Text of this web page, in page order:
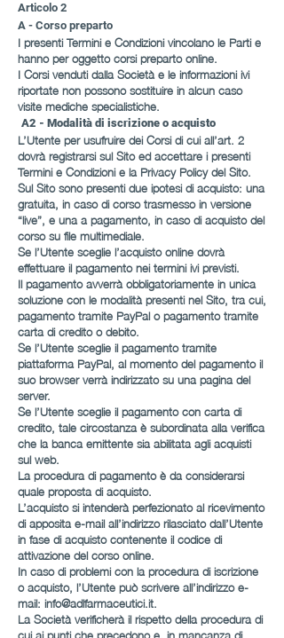
Articolo 2
A - Corso preparto
I presenti Termini e Condizioni vincolano le Parti e
hanno per oggetto corsi preparto online.
I Corsi venduti dalla Società e le informazioni ivi
riportate non possono sostituire in alcun caso
visite mediche specialistiche.
A2 - Modalità di iscrizione o acquisto
L’Utente per usufruire dei Corsi di cui all’art. 2
dovrà registrarsi sul Sito ed accettare i presenti
Termini e Condizioni e la Privacy Policy del Sito.
Sul Sito sono presenti due ipotesi di acquisto: una
gratuita, in caso di corso trasmesso in versione
“live”, e una a pagamento, in caso di acquisto del
corso su file multimediale.
Se l’Utente sceglie l’acquisto online dovrà
effettuare il pagamento nei termini ivi previsti.
Il pagamento avverrà obbligatoriamente in unica
soluzione con le modalità presenti nel Sito, tra cui,
pagamento tramite PayPal o pagamento tramite
carta di credito o debito.
Se l’Utente sceglie il pagamento tramite
piattaforma PayPal, al momento del pagamento il
suo browser verrà indirizzato su una pagina del
server.
Se l’Utente sceglie il pagamento con carta di
credito, tale circostanza è subordinata alla verifica
che la banca emittente sia abilitata agli acquisti
sul web.
La procedura di pagamento è da considerarsi
quale proposta di acquisto.
L’acquisto si intenderà perfezionato al ricevimento
di apposita e-mail all’indirizzo rilasciato dall’Utente
in fase di acquisto contenente il codice di
attivazione del corso online.
In caso di problemi con la procedura di iscrizione
o acquisto, l’Utente può scrivere all’indirizzo e-
mail: info@adlfarmaceutici.it.
La Società verificherà il rispetto della procedura di